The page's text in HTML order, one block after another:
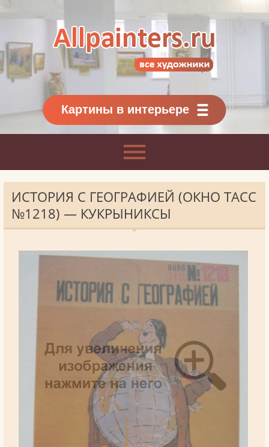
Картины классиков
и современников
Картины в интерьере
ИСТОРИЯ С ГЕОГРАФИЕЙ (ОКНО ТАСС
№1218) — КУКРЫНИКСЫ